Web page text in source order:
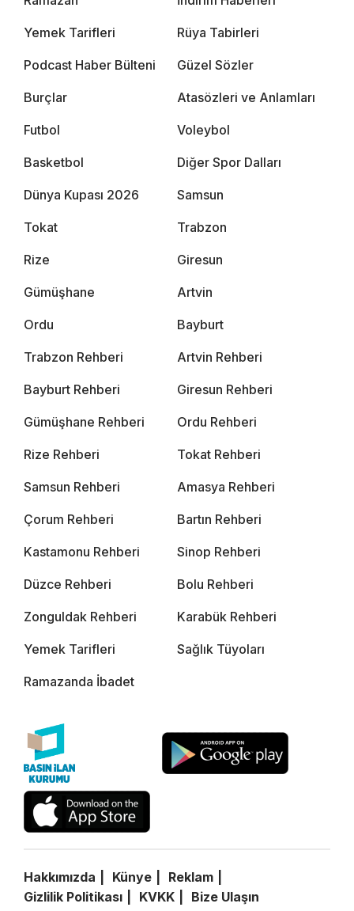
Yemek Tarifleri Rüya Tabirleri
Podcast Haber Bülteni Güzel Sözler
Burçlar Atasözleri ve Anlamları
Futbol Voleybol
Basketbol Diğer Spor Dalları
Dünya Kupası 2026 Samsun
Tokat Trabzon
Rize Giresun
Gümüşhane Artvin
Ordu Bayburt
Trabzon Rehberi Artvin Rehberi
Bayburt Rehberi Giresun Rehberi
Gümüşhane Rehberi Ordu Rehberi
Rize Rehberi Tokat Rehberi
Samsun Rehberi Amasya Rehberi
Çorum Rehberi Bartın Rehberi
Kastamonu Rehberi Sinop Rehberi
Düzce Rehberi Bolu Rehberi
Zonguldak Rehberi Karabük Rehberi
Yemek Tarifleri Sağlık Tüyoları
Ramazanda İbadet
Hakkımızda Künye
Reklam
Gizlilik Politikası
KVKK Bize Ulaşın